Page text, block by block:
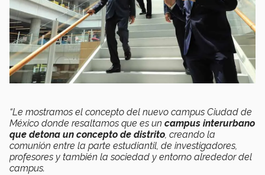
“Le mostramos el concepto del nuevo campus Ciudad de
México donde resaltamos que es un campus interurbano
que detona un concepto de distrito, creando la
comunión entre la parte estudiantil, de investigadores,
profesores y también la sociedad y entorno alrededor del
campus.